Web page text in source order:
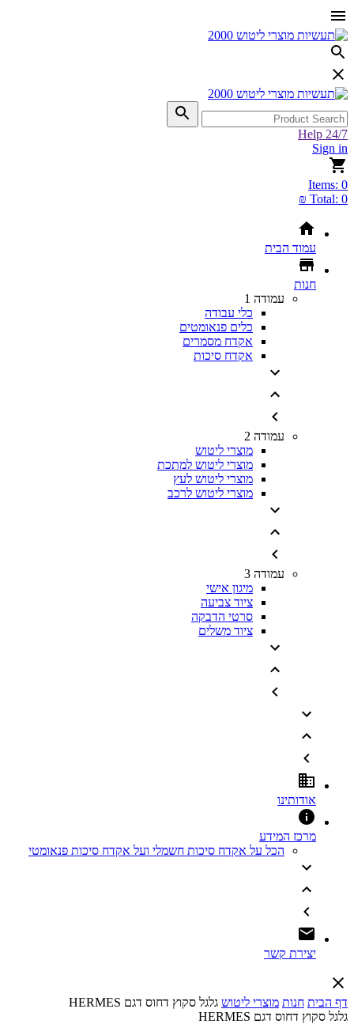
Help 24/7
Sign in
Items: 0
Total: 0 ₪
עמוד הבית
חנות
עמודה 1
כלי עבודה
כלים פנאומטים
אקדח מסמרים
אקדח סיכות
עמודה 2
מוצרי ליטוש
מוצרי ליטוש למתכת
מוצרי ליטוש לעץ
מוצרי ליטוש לרכב
עמודה 3
מיגון אישי
ציוד צביעה
סרטי הדבקה
ציוד משלים
אודותינו
מרכז המידע
הכל על אקדח סיכות חשמלי ועל אקדח סיכות פנאומטי
יצירת קשר
דף הבית חנות מוצרי ליטוש גלגל סקוץ דחוס דגם HERMES
גלגל סקוץ דחוס דגם HERMES